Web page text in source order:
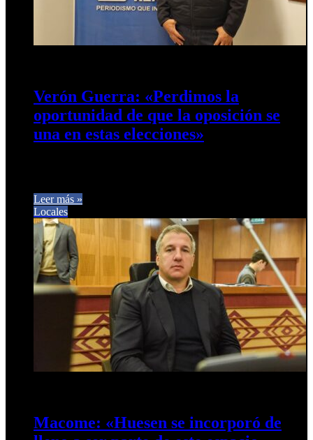
Verón Guerra: «Perdimos la
oportunidad de que la oposición se
una en estas elecciones»
Leer más »
Locales
Macome: «Huesen se incorporó de